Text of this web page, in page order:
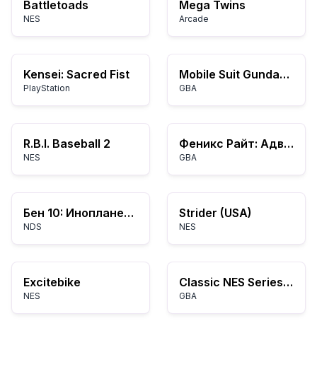
Battletoads
NES
Mega Twins
Arcade
Kensei: Sacred Fist
PlayStation
Mobile Suit Gundam SEED: Battle Assault
GBA
R.B.I. Baseball 2
NES
Феникс Райт: Адвокатский поворот 3
GBA
Бен 10: Инопланетная сила – Космическое разрушение
NDS
Strider (USA)
NES
Excitebike
NES
Classic NES Series: Супер Марио брос
GBA